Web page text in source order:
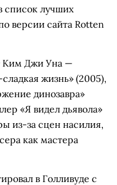
список лучших
версии сайта Rotten
Ким Джи Уна —
жизнь» (2005),
динозавра»
«Я видел дьявола»
из-за сцен насилия,
как мастера
в Голливуде с